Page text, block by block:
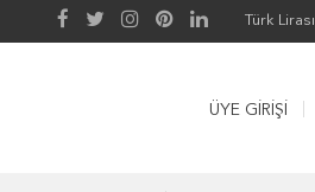
Türk Lirası
ÜYE GIRIŞI